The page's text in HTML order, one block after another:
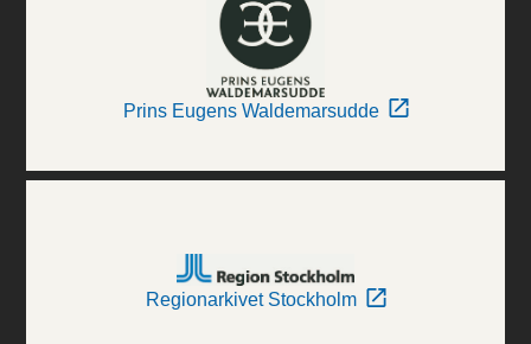
Prins Eugens Waldemarsudde
Regionarkivet Stockholm